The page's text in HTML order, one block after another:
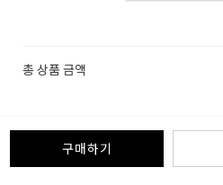
총 상품 금액
구매하기